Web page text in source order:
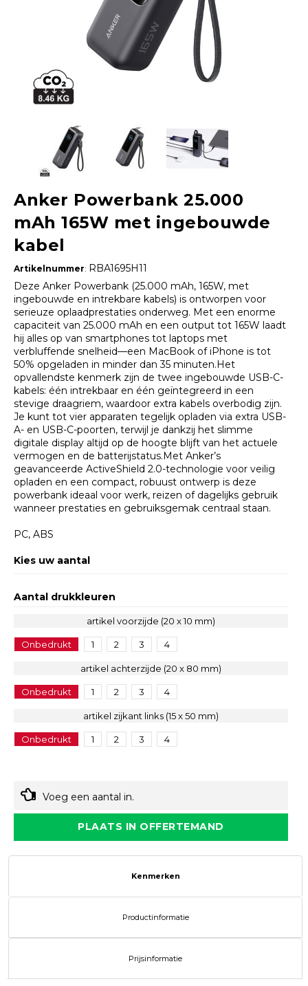
Anker Powerbank 25.000
mAh 165W met ingebouwde
kabel
Artikelnummer: RBA1695H11
Deze Anker Powerbank (25.000 mAh, 165W, met
ingebouwde en intrekbare kabels) is ontworpen voor
serieuze oplaadprestaties onderweg. Met een enorme
capaciteit van 25.000 mAh en een output tot 165W laadt
hij alles op van smartphones tot laptops met
verbluffende snelheid—een MacBook of iPhone is tot
50% opgeladen in minder dan 35 minuten.Het
opvallendste kenmerk zijn de twee ingebouwde USB-C-
kabels: één intrekbaar en één geïntegreerd in een
stevige draagriem, waardoor extra kabels overbodig zijn.
Je kunt tot vier apparaten tegelijk opladen via extra USB-
A- en USB-C-poorten, terwijl je dankzij het slimme
digitale display altijd op de hoogte blijft van het actuele
vermogen en de batterijstatus.Met Anker’s
geavanceerde ActiveShield 2.0-technologie voor veilig
opladen en een compact, robuust ontwerp is deze
powerbank ideaal voor werk, reizen of dagelijks gebruik
wanneer prestaties en gebruiksgemak centraal staan.
PC, ABS
Kies uw aantal
Aantal drukkleuren
artikel voorzijde (20 x 10 mm)
Onbedrukt 1 2 3 4
artikel achterzijde (20 x 80 mm)
Onbedrukt 1 2 3 4
artikel zijkant links (15 x 50 mm)
Onbedrukt 1 2 3 4
Voeg een aantal in.
PLAATS IN OFFERTEMAND
Kenmerken
Productinformatie
Prijsinformatie